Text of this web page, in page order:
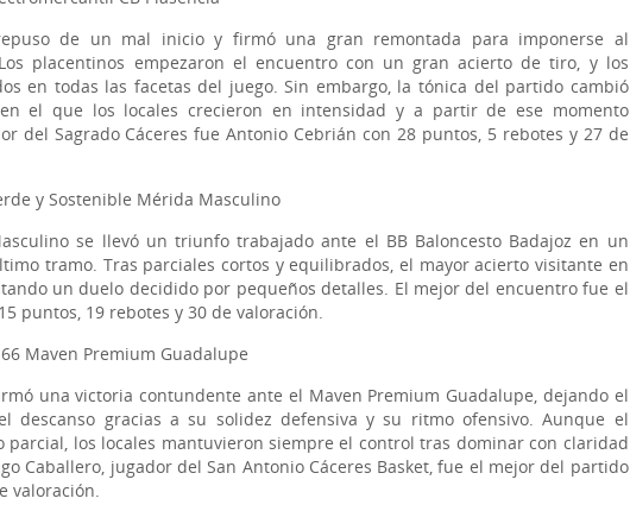
de un mal inicio y firmó una gran remontada para imponerse al
placentinos empezaron el encuentro con un gran acierto de tiro, y los
en todas las facetas del juego. Sin embargo, la tónica del partido cambió
el que los locales crecieron en intensidad y a partir de ese momento
del Sagrado Cáceres fue Antonio Cebrián con 28 puntos, 5 rebotes y 27 de
y Sostenible Mérida Masculino
se llevó un triunfo trabajado ante el BB Baloncesto Badajoz en un
tramo. Tras parciales cortos y equilibrados, el mayor acierto visitante en
un duelo decidido por pequeños detalles. El mejor del encuentro fue el
puntos, 19 rebotes y 30 de valoración.
Maven Premium Guadalupe
una victoria contundente ante el Maven Premium Guadalupe, dejando el
descanso gracias a su solidez defensiva y su ritmo ofensivo. Aunque el
los locales mantuvieron siempre el control tras dominar con claridad
Caballero, jugador del San Antonio Cáceres Basket, fue el mejor del partido
valoración.